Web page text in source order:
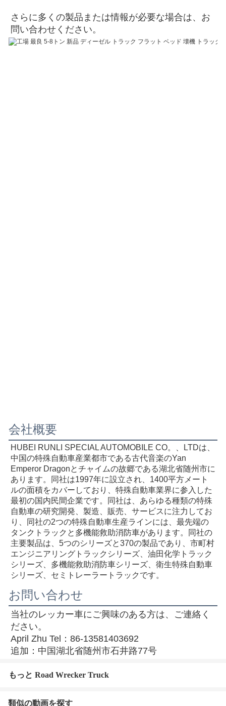
さらに多くの製品または情報が必要な場合は、お
問い合わせください。
会社概要
HUBEI RUNLI SPECIAL AUTOMOBILE CO。、LTDは、
中国の特殊自動車産業都市である古代音楽のYan
Emperor Dragonとチャイムの故郷である湖北省随州市に
あります。同社は1997年に設立され、1400平方メート
ルの面積をカバーしており、特殊自動車業界に参入した
最初の国内民間企業です。同社は、あらゆる種類の特殊
自動車の研究開発、製造、販売、サービスに注力してお
り、同社の2つの特殊自動車生産ラインには、最先端の
タンクトラックと多機能救助消防車があります。同社の
主要製品は、5つのシリーズと370の製品であり、市町村
エンジニアリングトラックシリーズ、油田化学トラック
シリーズ、多機能救助消防車シリーズ、衛生特殊自動車
シリーズ、セミトレーラートラックです。
お問い合わせ
当社のレッカー車にご興味のある方は、ご連絡く
ださい。
April Zhu Tel：86-13581403692
追加：中国湖北省随州市石井路77号
もっと Road Wrecker Truck
類似の動画を探す